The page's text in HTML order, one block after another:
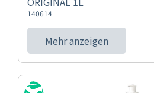
140614
Mehr anzeigen